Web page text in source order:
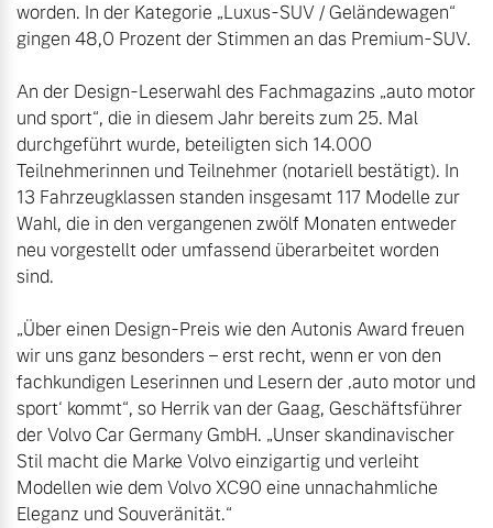
worden. In der Kategorie „Luxus-SUV / Geländewagen“
gingen 48,0 Prozent der Stimmen an das Premium-SUV.
An der Design-Leserwahl des Fachmagazins „auto motor
und sport“, die in diesem Jahr bereits zum 25. Mal
durchgeführt wurde, beteiligten sich 14.000
Teilnehmerinnen und Teilnehmer (notariell bestätigt). In
13 Fahrzeugklassen standen insgesamt 117 Modelle zur
Wahl, die in den vergangenen zwölf Monaten entweder
neu vorgestellt oder umfassend überarbeitet worden
sind.
„Über einen Design-Preis wie den Autonis Award freuen
wir uns ganz besonders – erst recht, wenn er von den
fachkundigen Leserinnen und Lesern der ‚auto motor und
sport‘ kommt“, so Herrik van der Gaag, Geschäftsführer
der Volvo Car Germany GmbH. „Unser skandinavischer
Stil macht die Marke Volvo einzigartig und verleiht
Modellen wie dem Volvo XC90 eine unnachahmliche
Eleganz und Souveränität.“